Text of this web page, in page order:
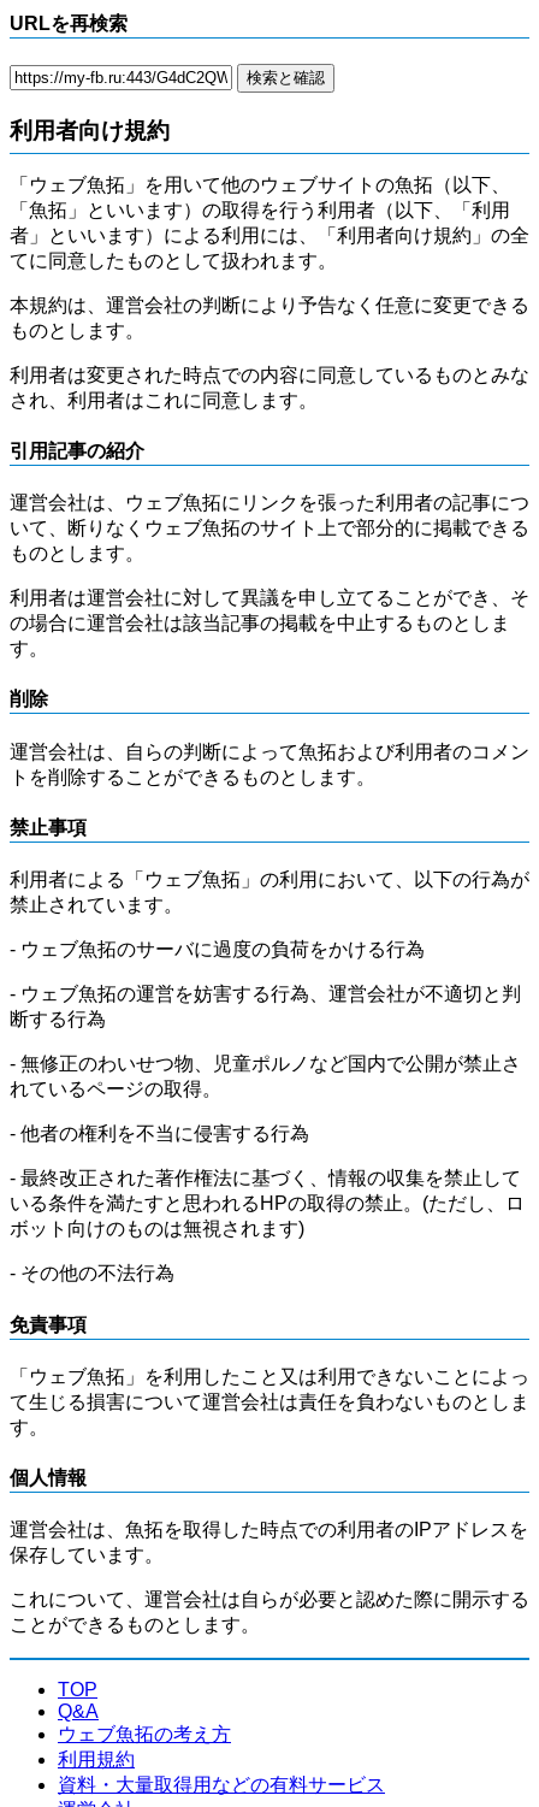
URLを再検索
利用者向け規約
「ウェブ魚拓」を用いて他のウェブサイトの魚拓（以下、
「魚拓」といいます）の取得を行う利用者（以下、「利用
者」といいます）による利用には、「利用者向け規約」の全
てに同意したものとして扱われます。
本規約は、運営会社の判断により予告なく任意に変更できる
ものとします。
利用者は変更された時点での内容に同意しているものとみな
され、利用者はこれに同意します。
引用記事の紹介
運営会社は、ウェブ魚拓にリンクを張った利用者の記事につ
いて、断りなくウェブ魚拓のサイト上で部分的に掲載できる
ものとします。
利用者は運営会社に対して異議を申し立てることができ、そ
の場合に運営会社は該当記事の掲載を中止するものとしま
す。
削除
運営会社は、自らの判断によって魚拓および利用者のコメン
トを削除することができるものとします。
禁止事項
利用者による「ウェブ魚拓」の利用において、以下の行為が
禁止されています。
- ウェブ魚拓のサーバに過度の負荷をかける行為
- ウェブ魚拓の運営を妨害する行為、運営会社が不適切と判
断する行為
- 無修正のわいせつ物、児童ポルノなど国内で公開が禁止さ
れているページの取得。
- 他者の権利を不当に侵害する行為
- 最終改正された著作権法に基づく、情報の収集を禁止して
いる条件を満たすと思われるHPの取得の禁止。(ただし、ロ
ボット向けのものは無視されます)
- その他の不法行為
免責事項
「ウェブ魚拓」を利用したこと又は利用できないことによっ
て生じる損害について運営会社は責任を負わないものとしま
す。
個人情報
運営会社は、魚拓を取得した時点での利用者のIPアドレスを
保存しています。
これについて、運営会社は自らが必要と認めた際に開示する
ことができるものとします。
TOP
Q&A
ウェブ魚拓の考え方
利用規約
資料・大量取得用などの有料サービス